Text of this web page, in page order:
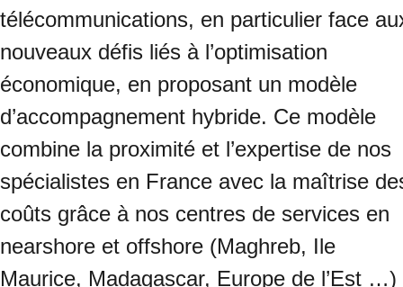
télécommunications, en particulier face
nouveaux défis liés à l’optimisation
économique, en proposant un modèle
d’accompagnement hybride. Ce modèle
combine la proximité et l’expertise de nos
spécialistes en France avec la maîtrise
coûts grâce à nos centres de services en
nearshore et offshore (Maghreb, Ile
Maurice, Madagascar, Europe de l’Est …)